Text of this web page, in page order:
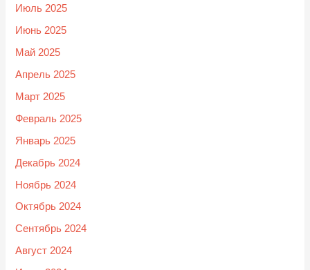
Июль 2025
Июнь 2025
Май 2025
Апрель 2025
Март 2025
Февраль 2025
Январь 2025
Декабрь 2024
Ноябрь 2024
Октябрь 2024
Сентябрь 2024
Август 2024